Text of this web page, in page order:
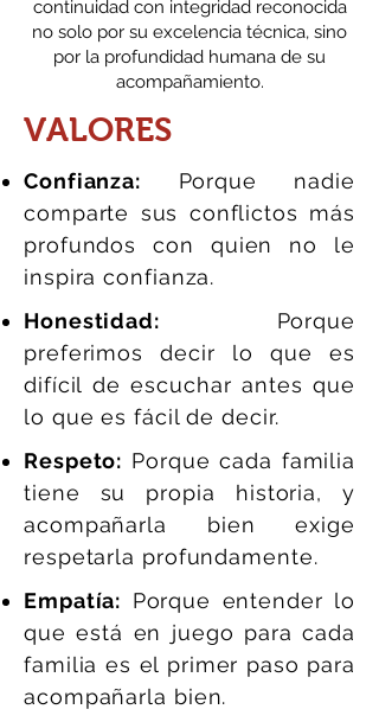
continuidad con integridad reconocida
no solo por su excelencia técnica, sino
por la profundidad humana de su
acompañamiento.
VALORES
Confianza: Porque nadie
comparte sus conflictos más
profundos con quien no le
inspira confianza.
Honestidad: Porque
preferimos decir lo que es
difícil de escuchar antes que
lo que es fácil de decir.
Respeto: Porque cada familia
tiene su propia historia, y
acompañarla bien exige
respetarla profundamente.
Empatía: Porque entender lo
que está en juego para cada
familia es el primer paso para
acompañarla bien.